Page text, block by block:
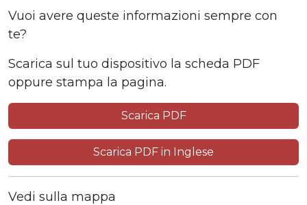
Vuoi avere queste informazioni sempre con
te?
Scarica sul tuo dispositivo la scheda PDF
oppure stampa la pagina.
Scarica PDF
Scarica PDF in Inglese
Vedi sulla mappa